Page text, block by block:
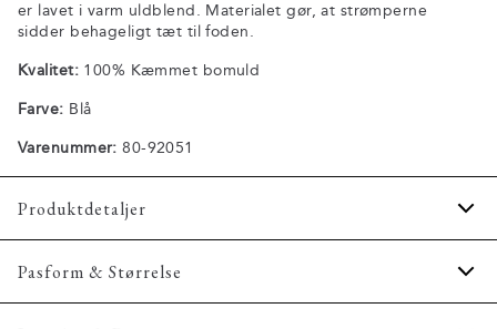
er lavet i varm uldblend. Materialet gør, at strømperne
sidder behageligt tæt til foden.
Kvalitet:100% Kæmmet bomuld
Farve: Blå
Varenummer: 80-92051
Produktdetaljer
Findes i forskellige størrelser.
Pasform & Størrelse